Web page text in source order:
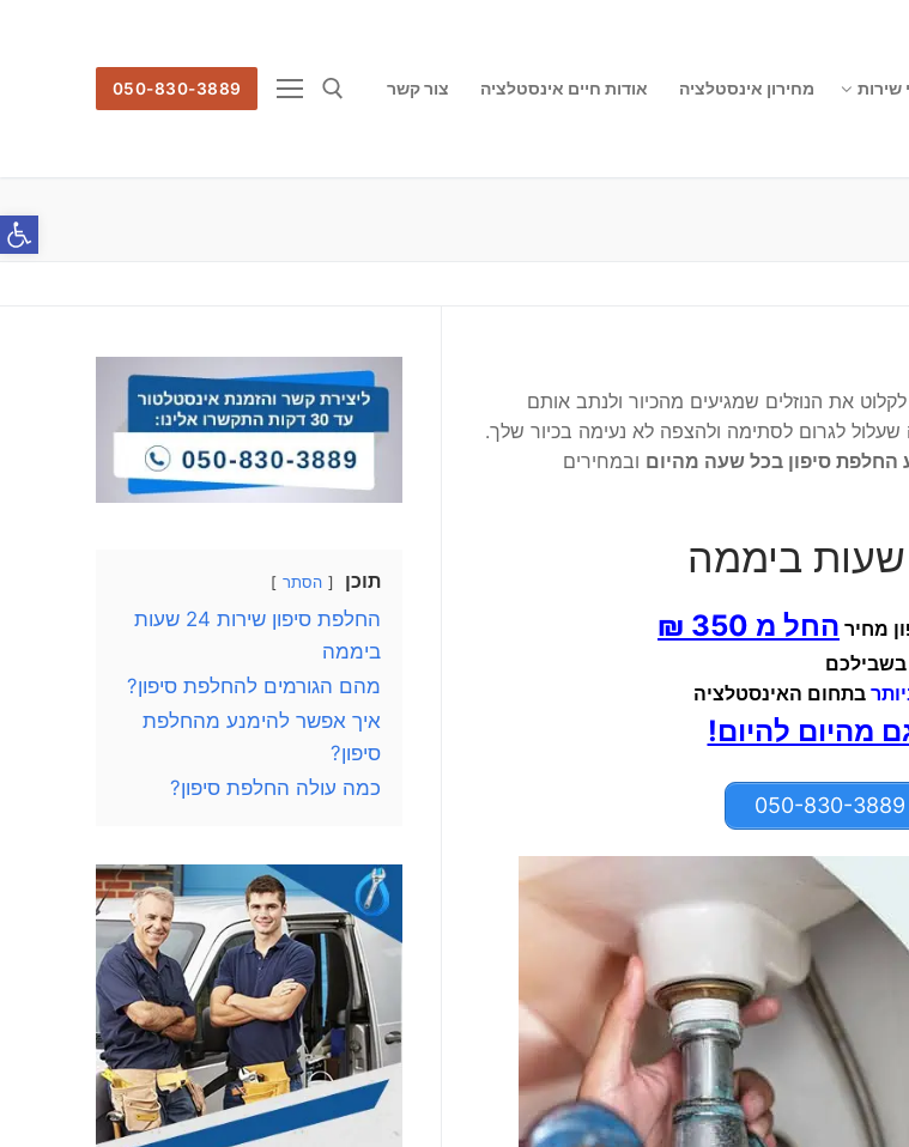
שירות מחירון אינסטלציה אודות חיים אינסטלציה צור קשר 050-830-3889
את הנוזלים שמגיעים מהכיור ולנתב אותם
לגרום לסתימה ולהצפה לא נעימה בכיור שלך.
החלפת סיפון בכל שעה מהיום ובמחירים
מחיר החל מ 350 ₪
בשבילכם
בתחום האינסטלציה
מהיום להיום!
תוכן הסתר
החלפת סיפון שירות 24 שעות
ביממה
מהם הגורמים להחלפת סיפון?
איך אפשר להימנע מהחלפת
סיפון?
כמה עולה החלפת סיפון?
פתח